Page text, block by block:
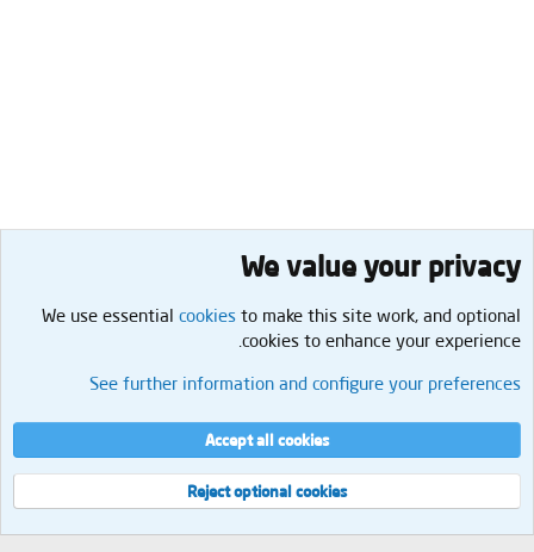
المنتدى العام
Cookies
العربية
إتصل بنا
الشروط والقوانين سياسة الخصوصية مساعدة الرئيسية
R
S
مجموع الإستعلامات 9 إجمالي الوقت
2.08MB
We value your privacy
We use essential cookies to make this site work, and optional
cookies to enhance your experience.
See further information and configure your preferences
Accept all cookies
Reject optional cookies